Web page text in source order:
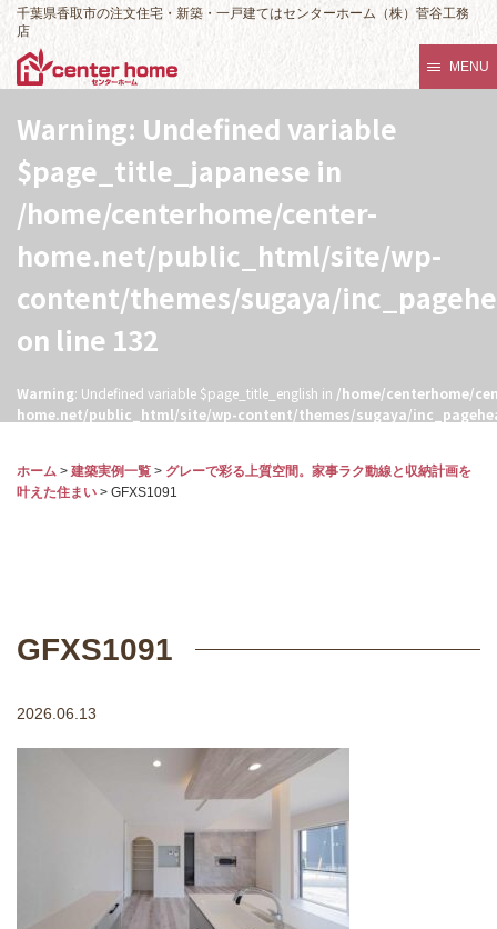
千葉県香取市の注文住宅・新築・一戸建てはセンターホーム（株）菅谷工務
店
MENU
Warning: Undefined variable
$page_title_japanese in
/home/centerhome/center-
home.net/public_html/site/wp-
content/themes/sugaya/
on line 132
Warning: Undefined variable $page_title_english in /home/centerhome/
home.net/public_html/site/wp-content/themes/sugaya/
ホーム > 建築実例一覧 > グレーで彩る上質空間。家事ラク動線と収納計画を
叶えた住まい > GFXS1091
GFXS1091
2026.06.13